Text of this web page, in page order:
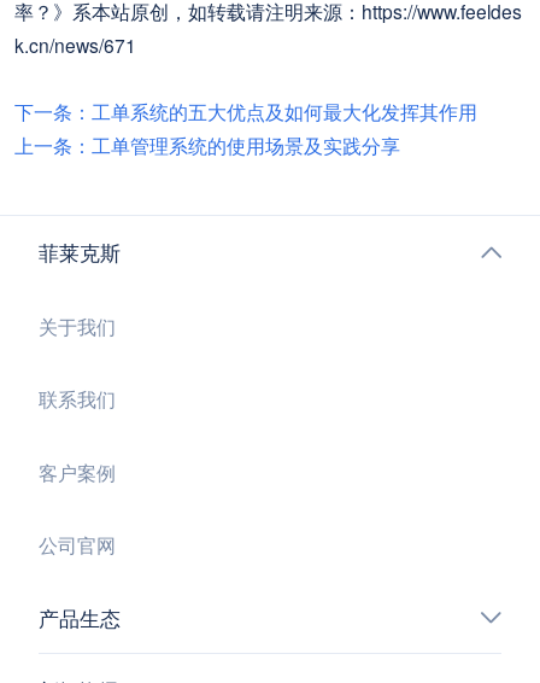
率？》系本站原创，如转载请注明来源：https://www.feeldes
k.cn/news/671
下一条：工单系统的五大优点及如何最大化发挥其作用
上一条：工单管理系统的使用场景及实践分享
菲莱克斯
关于我们
联系我们
客户案例
公司官网
产品生态